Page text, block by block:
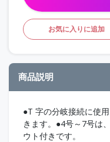
お気に入りに追加
商品説明
●T 字の分岐接続に使
きます。●4号～7号は
ウト付きです。